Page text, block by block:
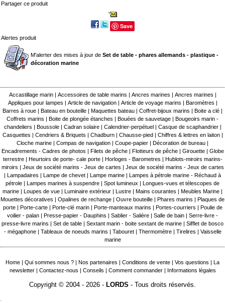
Partager ce produit
Save
Alertes produit
M'alerter des mises à jour de Set de table - phares allemands - plastique -
décoration marine
Accastillage marin| Accessoires de table marins Ancres marines Ancres marines
Appliques pour lampes
Article de navigation| Article de voyage marins Baromètres
Barres à roue
Bateau en bouteille Maquettes bateau Coffret-bijoux marins Boite a clé
Coffrets marins
Boite de plongée étanches Bouées de sauvetage
Bougeoirs marin -
chandeliers
Boussole| Cadran solaire| Calendrier-perpétuel Casque de scaphandrier|
Casquettes
Cendriers & Briquets Chadburn| Chausse-pied Chiffres & lettres en laiton|
Cloche marine
Compas de navigation Coupe-papier Décoration de bureau
Encadrements - Cadres de photos
Filets de pêche| Flotteurs de pêche| Girouette| Globe
terrestre| Heurtoirs de porte- cale porte| Horloges - Barometres
Hublots-miroirs marins-
miroirs
Jeux de société marins - Jeux de cartes
Jeux de société marins - Jeux de cartes
Lampadaires Lampe de chevet Lampe marine
Lampes à pétrole marine - Réchaud à
pétrole
Lampes marines à suspendre Spot lumineux
Longues-vues et télescopes de
marine
Loupes de vue Luminaire extérieur Lustre Mains courantes Meubles Marine
Mouettes décoratives
Opalines de rechange Ouvre bouteille Phares marins
Plaques de
porte| Porte-carte| Porte-clé marin Porte-manteaux marins Portes-courriers
Poulie de
voilier - palan
Presse-papier - Dauphins Sablier - Salière Salle de bain
Serre-livre -
presse-livre marins
Set de table Sextant marin - boite sextant de marine
Sifflet de bosco
- mégaphone| Tableaux de noeuds marins Tabouret| Thermomètre| Tirelires
Vaisselle
marine
Home Qui sommes nous ? Nos partenaires Conditions de vente Vos questions
La
newsletter
Contactez-nous Conseils Comment commander Informations légales
Copyright © 2004 - 2026 - LORDS - Tous droits réservés.
.